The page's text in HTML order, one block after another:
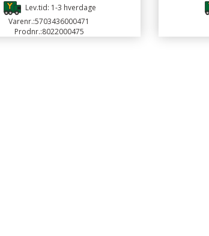
Lev.tid: 1-3 hverdage
Varenr.:5703436000471
Prodnr.:8022000475